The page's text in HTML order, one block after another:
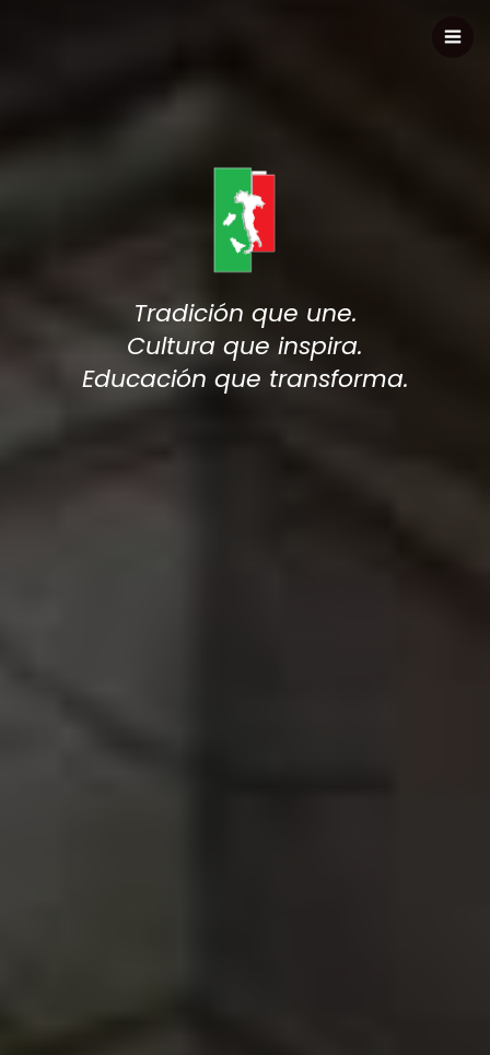
Tradición que une.
Cultura que inspira.
Educación que transforma.